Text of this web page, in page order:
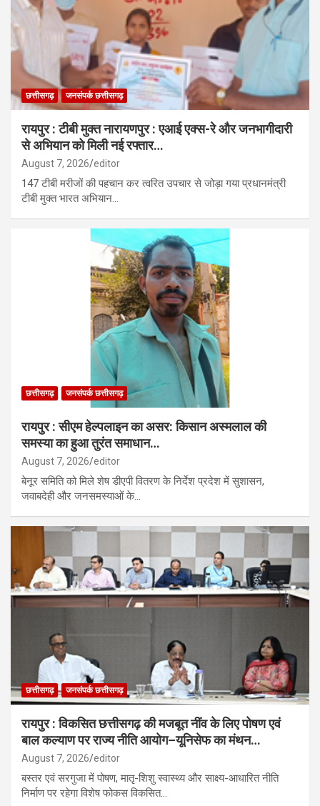
मुख्यमंत्री विजय शर्मा का जताया आभार…
3.25 लाख करोड़ का रक्षा प्रस्ताव: फ्रांस ने भारत को दिया राफेल निर्माण का
ऑफर, स्वदेशी उत्पादन पर जोर…
छत्तीसगढ़ जनसंपर्क छत्तीसगढ़
​रायपुर : टीबी मुक्त नारायणपुर : एआई एक्स-रे और जनभागीदारी
से अभियान को मिली नई रफ्तार…
August 7, 2026 editor
147 टीबी मरीजों की पहचान कर त्वरित उपचार से जोड़ा गया प्रधानमंत्री
टीबी मुक्त भारत अभियान…
छत्तीसगढ़ जनसंपर्क छत्तीसगढ़
​रायपुर : सीएम हेल्पलाइन का असर: किसान अस्मलाल की
समस्या का हुआ तुरंत समाधान…
August 7, 2026 editor
बेनूर समिति को मिले शेष डीएपी वितरण के निर्देश प्रदेश में सुशासन,
जवाबदेही और जनसमस्याओं के…
छत्तीसगढ़ जनसंपर्क छत्तीसगढ़
रायपुर : विकसित छत्तीसगढ़ की मजबूत नींव के लिए पोषण एवं
बाल कल्याण पर राज्य नीति आयोग–यूनिसेफ का मंथन…
August 7, 2026 editor
बस्तर एवं सरगुजा में पोषण, मातृ-शिशु स्वास्थ्य और साक्ष्य-आधारित नीति
निर्माण पर रहेगा विशेष फोकस विकसित…